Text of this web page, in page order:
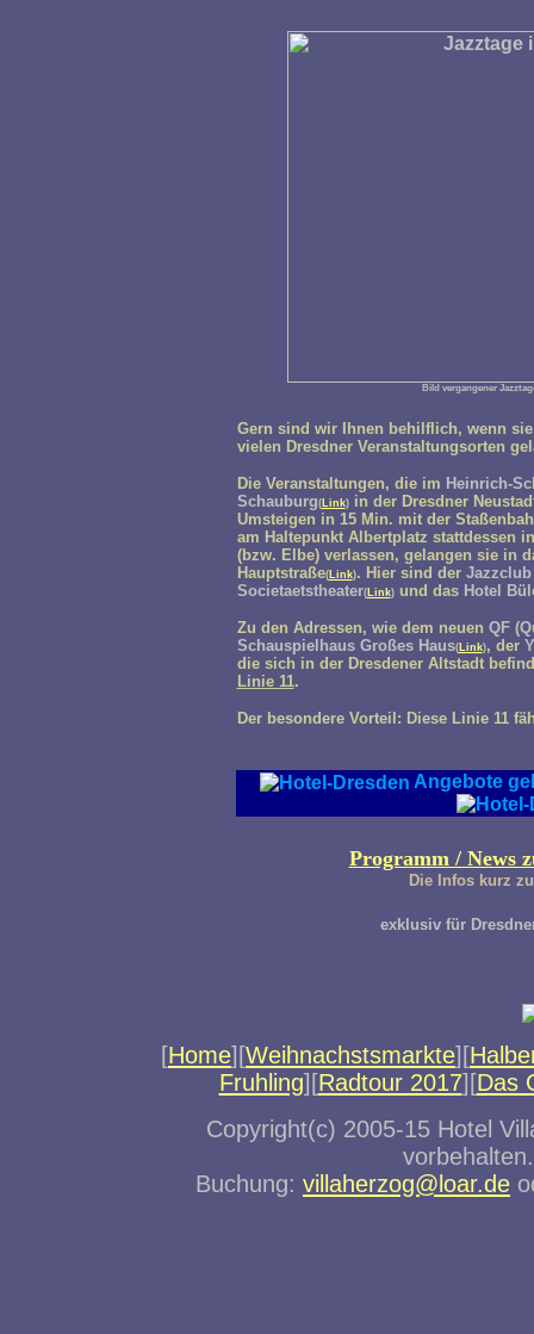
Bild vergangener
Gern sind wir Ihnen behilflich, wenn
vielen Dresdner Veranstaltungsorten
Die Veranstaltungen, die im Heinrich-
Schauburg(Link)in der Dresdner
Umsteigen in 15 Min. mit der
am Haltepunkt Albertplatz stattdessen
(bzw. Elbe) verlassen, gelangen sie in
Hauptstraße(Link). Hier sind der Jazzclub
Societaetstheater(Link)und das Hotel
Zu den Adressen, wie dem neuen QF
Schauspielhaus Großes Haus(Link), der
die sich in der Dresdener Altstadt
Linie 11.
Der besondere Vorteil: Diese Linie 11
Angebote
Programm / News
Die Infos kurz
exklusiv für
[Home][Weihnachstsmarkte][
Fruhling][Radtour 2017][Das
Copyright(c) 2005-15 Hotel
Buchung: villaherzog@loar.de